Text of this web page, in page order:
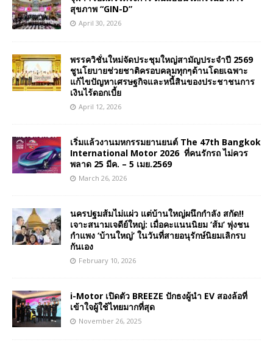
สุขภาพ “GIN-D”
April 30, 2026
พรรควิชั่นใหม่จัดประชุมใหญ่สามัญประจำปี 2569
ชูนโยบายช่วยชาติครอบคลุมทุกๆด้านโดยเฉพาะ
แก้ไขปัญหาเศรษฐกิจและหนี้สินของประชาชนการ
เงินไร้ดอกเบี้ย
April 12, 2026
เริ่มแล้วงานมหกรรมยานยนต์ The 47th Bangkok
International Motor 2026 ที่คนรักรถ ไม่ควร
พลาด 25 มีค. – 5 เมย.2569
March 26, 2026
นครปฐมส้มไม่แผ่ว แต่บ้านใหญ่ผนึกกำลัง สกัด!!
เจาะสนามเจดีย์ใหญ่: เมื่อคะแนนนิยม ‘ส้ม’ พุ่งชน
กำแพง ‘บ้านใหญ่’ ในวันที่สายอนุรักษ์นิยมเลิกรบ
กันเอง
February 10, 2026
i-Motor เปิดตัว BREEZE ปักธงผู้นำ EV สองล้อที่
เข้าใจผู้ใช้ไทยมากที่สุด
November 26, 2025